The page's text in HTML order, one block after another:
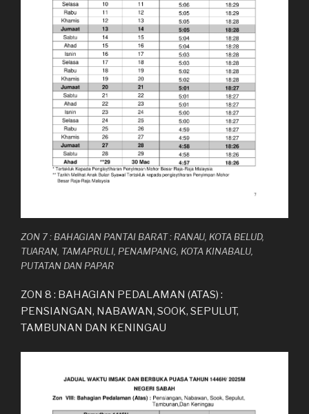
ZON 7 : BAHAGIAN PANTAI BARAT : RANAU, KOTA BELUD,
TUARAN, TAMAPRULI, PENAMPANG, KOTA KINABALU,
PUTATAN DAN PAPAR
ZON 8 : BAHAGIAN PEDALAMAN (ATAS) :
PENSIANGAN, NABAWAN, SOOK, SEPULUT,
TAMBUNAN DAN KENINGAU